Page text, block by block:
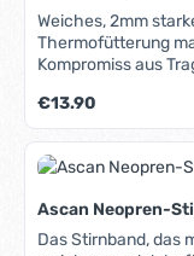
Weiches, 2mm
Thermofütterung
Kompromiss aus
Regulärer Preis:
€13.90
Ascan Neopren-
Das Stirnband, das